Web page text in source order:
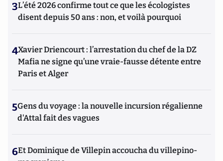
3L’été 2026 confirme tout ce que les écologistes
disent depuis 50 ans : non, et voilà pourquoi
4Xavier Driencourt : l’arrestation du chef de la DZ
Mafia ne signe qu’une vraie-fausse détente entre
Paris et Alger
5Gens du voyage : la nouvelle incursion régalienne
d'Attal fait des vagues
6Et Dominique de Villepin accoucha du villepino-